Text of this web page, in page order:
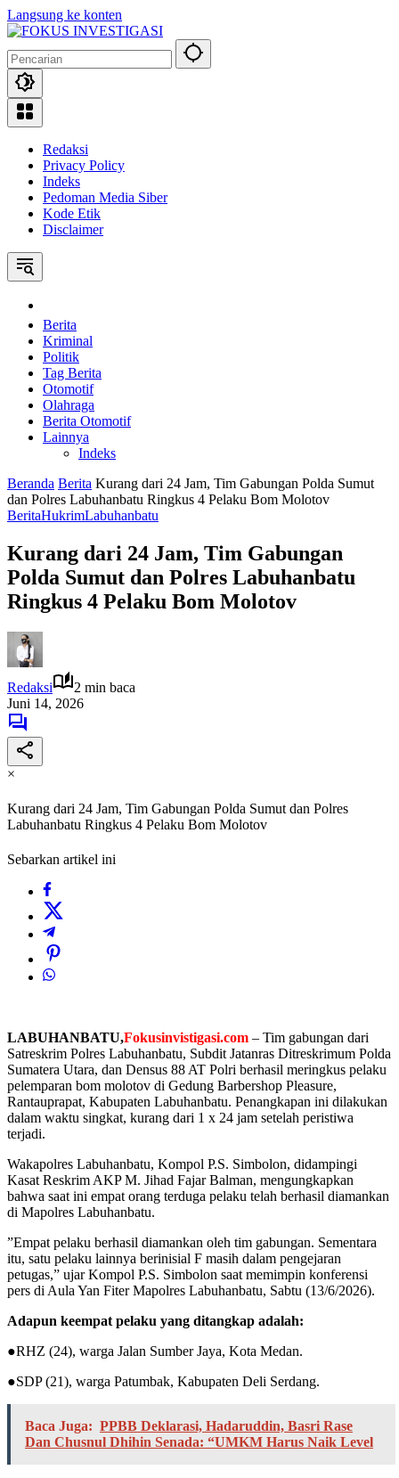
Langsung ke konten
Redaksi
Privacy Policy
Indeks
Pedoman Media Siber
Kode Etik
Disclaimer
Berita
Kriminal
Politik
Tag Berita
Otomotif
Olahraga
Berita Otomotif
Lainnya
Indeks
Beranda Berita Kurang dari 24 Jam, Tim Gabungan Polda Sumut
dan Polres Labuhanbatu Ringkus 4 Pelaku Bom Molotov
BeritaHukrimLabuhanbatu
Kurang dari 24 Jam, Tim Gabungan
Polda Sumut dan Polres Labuhanbatu
Ringkus 4 Pelaku Bom Molotov
Redaksi
2 min baca
Juni 14, 2026
×
Kurang dari 24 Jam, Tim Gabungan Polda Sumut dan Polres
Labuhanbatu Ringkus 4 Pelaku Bom Molotov
Sebarkan artikel ini
LABUHANBATU,Fokusinvistigasi.com – Tim gabungan dari
Satreskrim Polres Labuhanbatu, Subdit Jatanras Ditreskrimum Polda
Sumatera Utara, dan Densus 88 AT Polri berhasil meringkus pelaku
pelemparan bom molotov di Gedung Barbershop Pleasure,
Rantauprapat, Kabupaten Labuhanbatu. Penangkapan ini dilakukan
dalam waktu singkat, kurang dari 1 x 24 jam setelah peristiwa
terjadi.
​Wakapolres Labuhanbatu, Kompol P.S. Simbolon, didampingi
Kasat Reskrim AKP M. Jihad Fajar Balman, mengungkapkan
bahwa saat ini empat orang terduga pelaku telah berhasil diamankan
di Mapolres Labuhanbatu.
​”Empat pelaku berhasil diamankan oleh tim gabungan. Sementara
itu, satu pelaku lainnya berinisial F masih dalam pengejaran
petugas,” ujar Kompol P.S. Simbolon saat memimpin konferensi
pers di Aula Yan Fiter Mapolres Labuhanbatu, Sabtu (13/6/2026).
Adapun keempat pelaku yang ditangkap adalah:
​●RHZ (24), warga Jalan Sumber Jaya, Kota Medan.
​●SDP (21), warga Patumbak, Kabupaten Deli Serdang.
Baca Juga: PPBB Deklarasi, Hadaruddin, Basri Rase
Dan Chusnul Dhihin Senada: “UMKM Harus Naik Level